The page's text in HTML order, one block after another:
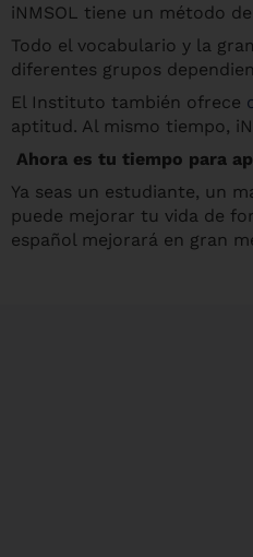
iNMSOL tiene un método
Todo el vocabulario y la
diferentes grupos
El Instituto también ofrece
aptitud. Al mismo tiempo,
Ahora es tu tiempo para
Ya seas un estudiante, un
puede mejorar tu vida de
español mejorará en gran